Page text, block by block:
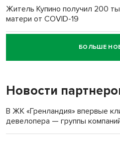
Житель Купино получил 200
матери от COVID-19
Новосибирский суд наказал
пенсионерки на вокзале
«Мы живём на пастбище!»: в
терроризируют жителей
Инвалид получил условный
БОЛЬШЕ
Новости
В ЖК «Гренландия» впервые
девелопера — группы